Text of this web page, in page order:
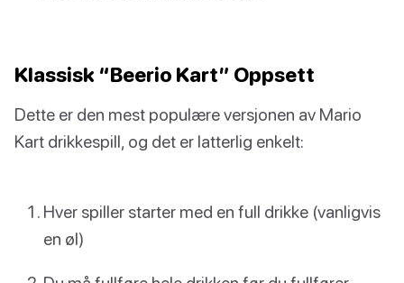
Klassisk “Beerio Kart” Oppsett
Dette er den mest populære versjonen av Mario
Kart drikkespill, og det er latterlig enkelt:
Hver spiller starter med en full drikke (vanligvis
en øl)